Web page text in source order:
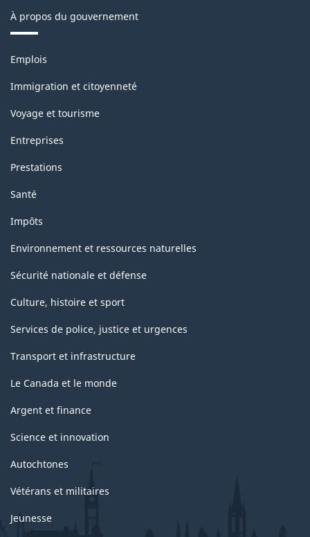
À propos du gouvernement
Thèmes
sujets
Emplois
Immigration et citoyenneté
Voyage et tourisme
Entreprises
Prestations
Santé
Impôts
Environnement et ressources naturelles
Sécurité nationale et défense
Culture, histoire et sport
Services de police, justice et urgences
Transport et infrastructure
Le Canada et le monde
Argent et finance
Science et innovation
Autochtones
Vétérans et militaires
Jeunesse